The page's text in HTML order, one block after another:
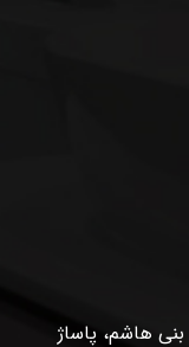
بنی هاشم، پاساژ